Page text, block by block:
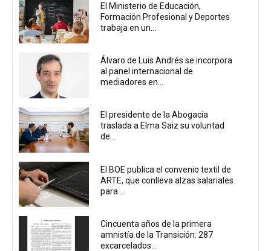
El Ministerio de Educación,
Formación Profesional y Deportes
trabaja en un...
Álvaro de Luis Andrés se incorpora
al panel internacional de
mediadores en...
El presidente de la Abogacía
traslada a Elma Saiz su voluntad
de...
El BOE publica el convenio textil de
ARTE, que conlleva alzas salariales
para...
Cincuenta años de la primera
amnistía de la Transición: 287
excarcelados...